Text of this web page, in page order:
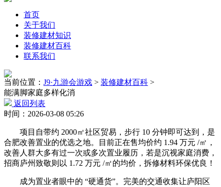
首页
关于我们
装修建材知识
装修建材百科
联系我们
当前位置： J9·九游会游戏 > 装修建材百科 >
能满脚家庭多样化消
返回列表
时间：2026-03-08 05:26
项目自带约 2000㎡社区贸易，步行 10 分钟即可达到，是
合肥改善置业的优选之地。目前正在售均价约 1.94 万元 /㎡，
改善人群大多有过一次或多次置业履历，若是沉视家庭消费，
招商庐州致敬则以 1.72 万元 /㎡的均价，拆修材料环保优良！
成为置业者眼中的 “硬通货”。完美的交通收集让庐阳区